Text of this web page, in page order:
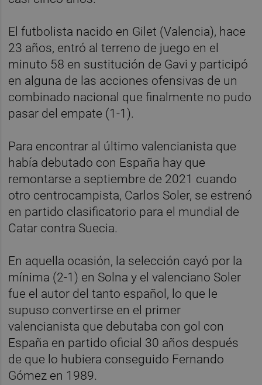
El futbolista nacido en Gilet (Valencia), hace
23 años, entró al terreno de juego en el
minuto 58 en sustitución de Gavi y participó
en alguna de las acciones ofensivas de un
combinado nacional que finalmente no pudo
pasar del empate (1-1).
Para encontrar al último valencianista que
había debutado con España hay que
remontarse a septiembre de 2021 cuando
otro centrocampista, Carlos Soler, se estrenó
en partido clasificatorio para el mundial de
Catar contra Suecia.
En aquella ocasión, la selección cayó por la
mínima (2-1) en Solna y el valenciano Soler
fue el autor del tanto español, lo que le
supuso convertirse en el primer
valencianista que debutaba con gol con
España en partido oficial 30 años después
de que lo hubiera conseguido Fernando
Gómez en 1989.